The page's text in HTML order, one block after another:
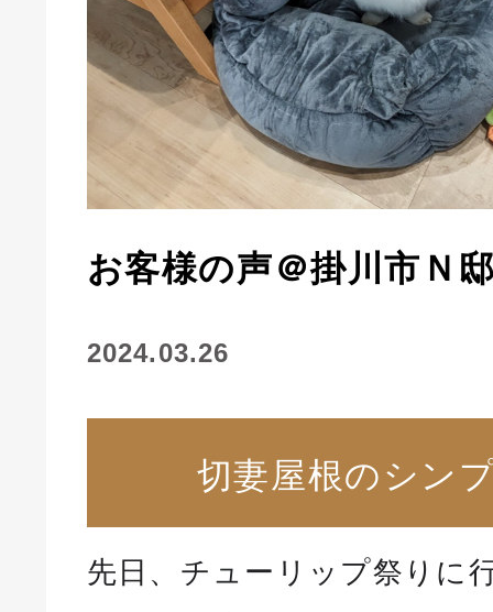
お客様の声＠掛川市Ｎ
2024.03.26
切妻屋根のシン
先日、チューリップ祭りに